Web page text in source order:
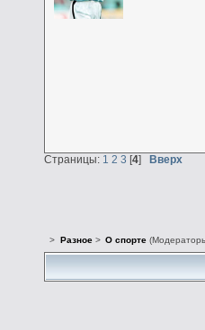
Страницы: 1 2 3 [4] Вверх
> Разное> О спорте